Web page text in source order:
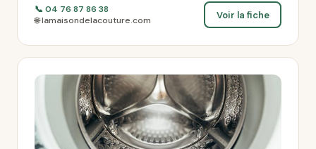
📞 04 76 87 86 38
🌐 lamaisondelacouture.com
Voir la fiche